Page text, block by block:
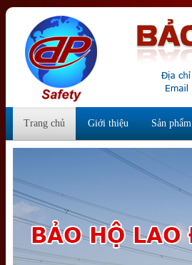
Trang chủ Giới thiệu Sản phẩm